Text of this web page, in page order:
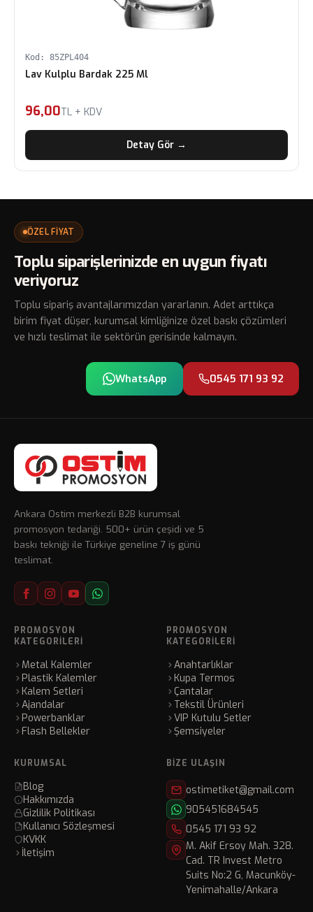
Kod: 85ZPL404
Lav Kulplu Bardak 225 Ml
96,00TL + KDV
Detay Gör →
ÖZEL FİYAT
Toplu siparişlerinizde en uygun fiyatı
veriyoruz
Toplu sipariş avantajlarımızdan yararlanın. Adet arttıkça
birim fiyat düşer, kurumsal kimliğinize özel baskı çözümleri
ve hızlı teslimat ile sektörün gerisinde kalmayın.
WhatsApp 0545 171 93 92
Ankara Ostim merkezli B2B kurumsal
promosyon tedariği. 500+ ürün çeşidi ve 5
baskı tekniği ile Türkiye geneline 7 iş günü
teslimat.
PROMOSYON
KATEGORILERI
Metal Kalemler
Plastik Kalemler
Kalem Setleri
Ajandalar
Powerbanklar
Flash Bellekler
PROMOSYON
KATEGORILERI
Anahtarlıklar
Kupa Termos
Çantalar
Tekstil Ürünleri
VIP Kutulu Setler
Şemsiyeler
KURUMSAL
Blog
Hakkımızda
Gizlilik Politikası
Kullanıcı Sözleşmesi
KVKK
İletişim
BIZE ULAŞIN
ostimetiket@gmail.com
905451684545
0545 171 93 92
M. Akif Ersoy Mah. 328.
Cad. TR Invest Metro
Suits No:2 G, Macunköy-
Yenimahalle/Ankara